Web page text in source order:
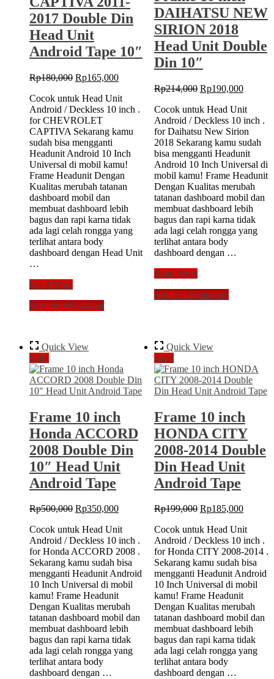
Inch
Adapter
2017 Double Din
Head Unit
Android Tape 10″
Rp180,000 Original
was:
Rp180,000.
Rp165,000Current
is:
Rp165,000.
Cocok untuk Head Unit
Android / Deckless 10 inch .
for CHEVROLET
CAPTIVA Sekarang kamu
sudah bisa mengganti
Headunit Android 10 Inch
Universal di mobil kamu!
Frame Headunit Dengan
Kualitas merubah tatanan
dashboard mobil dan
membuat dashboard lebih
bagus dan rapi karna tidak
ada lagi celah rongga yang
terlihat antara body
dashboard dengan Head Unit
…
Frame
inch
2017
Double
Din
Head
Unit
Android
10″
Read More
Buy via WhatsApp
DAIHATSU NEW
SIRION 2018
Head Unit Double
Din 10″
Rp214,000 Original
was:
Rp214,000.
Rp190,000Current
is:
Cocok untuk Head Unit
Android / Deckless 10 inch .
for Daihatsu New Sirion
2018 Sekarang kamu sudah
bisa mengganti Headunit
Android 10 Inch Universal di
mobil kamu! Frame Headunit
Dengan Kualitas merubah
tatanan dashboard mobil dan
membuat dashboard lebih
bagus dan rapi karna tidak
ada lagi celah rongga yang
terlihat antara body
dashboard dengan …
Frame
inch
2018
Head
Unit
Double
Din
10″
Read More
Buy via WhatsApp
Quick View
Sale!
Frame 10 inch
Honda ACCORD
2008 Double Din
10″ Head Unit
Android Tape
Rp500,000 Original
was:
Rp500,000.
Rp350,000Current
is:
Rp350,000.
Cocok untuk Head Unit
Android / Deckless 10 inch .
for Honda ACCORD 2008 .
Sekarang kamu sudah bisa
mengganti Headunit Android
10 Inch Universal di mobil
kamu! Frame Headunit
Dengan Kualitas merubah
tatanan dashboard mobil dan
membuat dashboard lebih
bagus dan rapi karna tidak
ada lagi celah rongga yang
terlihat antara body
dashboard dengan …
Quick View
Sale!
Frame 10 inch
HONDA CITY
2008-2014 Double
Din Head Unit
Android Tape
Rp199,000 Original
was:
Rp199,000.
Rp185,000Current
is:
Cocok untuk Head Unit
Android / Deckless 10 inch .
for Honda CITY 2008-2014 .
Sekarang kamu sudah bisa
mengganti Headunit Android
10 Inch Universal di mobil
kamu! Frame Headunit
Dengan Kualitas merubah
tatanan dashboard mobil dan
membuat dashboard lebih
bagus dan rapi karna tidak
ada lagi celah rongga yang
terlihat antara body
dashboard dengan …